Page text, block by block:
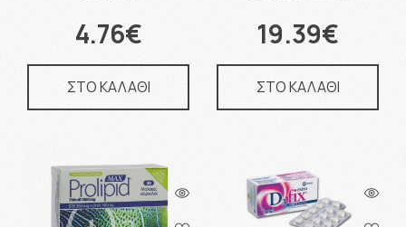
4.76€
ΣΤΟ ΚΑΛΑΘΙ
19.39€
ΣΤΟ ΚΑΛΑΘΙ